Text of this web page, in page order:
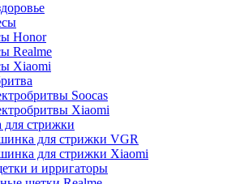
Honor
Realme
Xiaomi
Soocas
Xiaomi
стрижки
для стрижки VGR
для стрижки Xiaomi
и ирригаторы